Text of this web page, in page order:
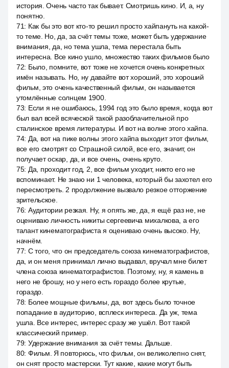
история. Очень часто так бывает. Смотришь кино. И, а, ну
понятно.
71: Как бы это вот кто-то решил просто хайпануть на какой-
то теме. Но, да, за счёт темы тоже, может быть удержание
внимания, да, но тема ушла, тема перестала быть
интересна. Все кино ушло, множество таких фильмов было
72: Было, помните, вот тоже не хочется очень конкретных
имён называть. Но, ну давайте вот хороший, это хороший
фильм, это очень качественный фильм, он называется
утомлённые солнцем 1900.
73: Если я не ошибаюсь, 1994 год это было время, когда вот
был вал всей всяческой такой разоблачительной про
сталинское время литературы. И вот на волне этого хайпа.
74: Да, вот на пике волны этого хайпа выходит этот фильм,
все его смотрят со Страшной силой, все его, значит, он
получает оскар, да, и все очень, очень круто.
75: Да, проходит год, 2, все фильм уходит, никто его не
вспоминает. Не знаю ни 1 человека, который бы захотел его
пересмотреть. 2 продолжение вызвало резкое отторжение
зрительское.
76: Аудитории резкая. Ну, я опять же, да, я ещё раз не, не
оцениваю личность никиты сергеевича михалкова, а его
талант кинематографиста я оцениваю очень высоко. Ну,
начнём.
77: С того, что он председатель союза кинематографистов,
да, и он меня принимал лично выдавал, вручал мне билет
члена союза кинематографистов. Поэтому, ну, я камень в
него не брошу, но у него есть гораздо более крутые,
гораздо.
78: Более мощные фильмы, да, вот здесь было точное
попадание в аудиторию, всплеск интереса. Да уж, тема
ушла. Все интерес, интерес сразу же ушёл. Вот такой
классический пример.
79: Удержание внимания за счёт темы. Дальше.
80: Фильм. Я повторюсь, что фильм, он великолепно снят,
он снят просто мастерски. Тут какие, какие могут быть